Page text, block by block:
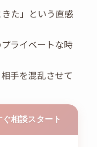
た」という直感
ライベートな時
手を混乱させて
相談スタート